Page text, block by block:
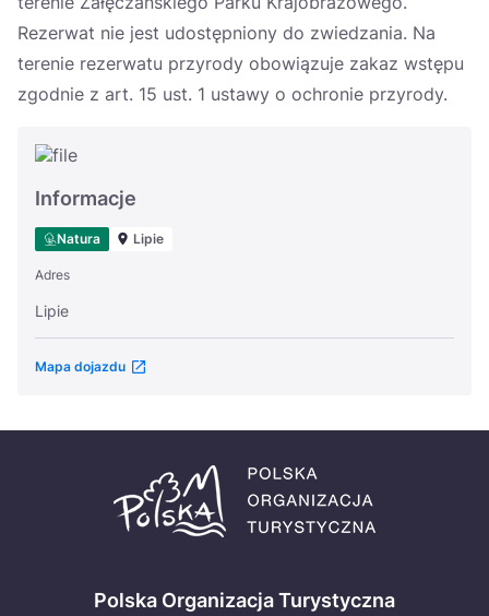
Rezerwat nie jest udostępniony do zwiedzania. Na
terenie rezerwatu przyrody obowiązuje zakaz wstępu
zgodnie z art. 15 ust. 1 ustawy o ochronie przyrody.
Informacje
Natura Lipie
Adres
Lipie
Mapa dojazdu
Polska Organizacja Turystyczna